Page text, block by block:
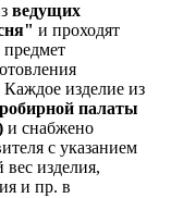
ведущих
и проходят
Каждое изделие из
палаты
и снабжено
с указанием
изделия,
и пр. в